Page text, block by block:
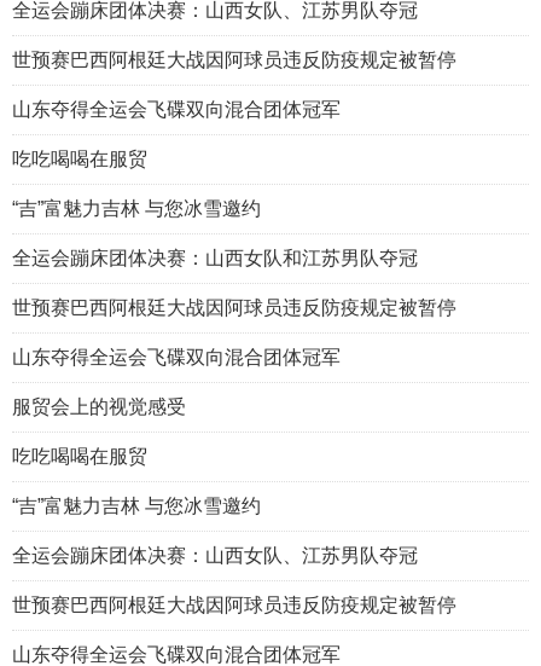
全运会蹦床团体决赛：山西女队、江苏男队夺冠
世预赛巴西阿根廷大战因阿球员违反防疫规定被暂停
山东夺得全运会飞碟双向混合团体冠军
吃吃喝喝在服贸
“吉”富魅力吉林 与您冰雪邀约
全运会蹦床团体决赛：山西女队和江苏男队夺冠
世预赛巴西阿根廷大战因阿球员违反防疫规定被暂停
山东夺得全运会飞碟双向混合团体冠军
服贸会上的视觉感受
吃吃喝喝在服贸
“吉”富魅力吉林 与您冰雪邀约
全运会蹦床团体决赛：山西女队、江苏男队夺冠
世预赛巴西阿根廷大战因阿球员违反防疫规定被暂停
山东夺得全运会飞碟双向混合团体冠军